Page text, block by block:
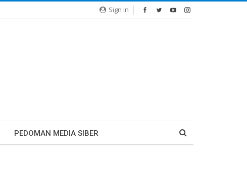
Sign In
PEDOMAN MEDIA SIBER